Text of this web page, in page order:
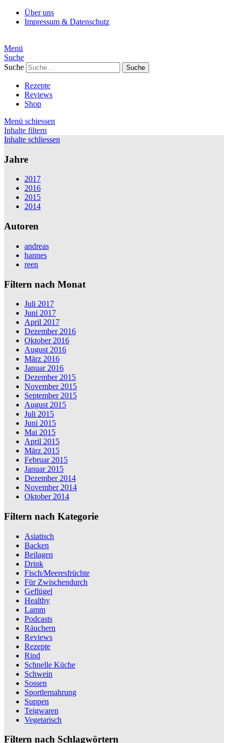
Über uns
Impressum & Datenschutz
Menü
Suche
Suche
Rezepte
Reviews
Shop
Menü schiessen
Inhalte filtern
Inhalte schliessen
Jahre
2017
2016
2015
2014
Autoren
andreas
hannes
reen
Filtern nach Monat
Juli 2017
Juni 2017
April 2017
Dezember 2016
Oktober 2016
August 2016
März 2016
Januar 2016
Dezember 2015
November 2015
September 2015
August 2015
Juli 2015
Juni 2015
Mai 2015
April 2015
März 2015
Februar 2015
Januar 2015
Dezember 2014
November 2014
Oktober 2014
Filtern nach Kategorie
Asiatisch
Backen
Beilagen
Drink
Fisch/Meeresfrüchte
Für Zwischendurch
Geflügel
Healthy
Lamm
Podcasts
Räuchern
Reviews
Rezepte
Rind
Schnelle Küche
Schwein
Sossen
Sportlernahrung
Suppen
Teigwaren
Vegetarisch
Filtern nach Schlagwörtern